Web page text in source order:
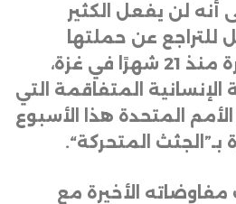
أنه لن يفعل الكثير
للتراجع عن حملتها
العسكرية المستمرة منذ 21 شهرًا في غزة،
الإنسانية المتفاقمة التي
المتحدة هذا الأسبوع
المتحركة“.
الأخيرة مع